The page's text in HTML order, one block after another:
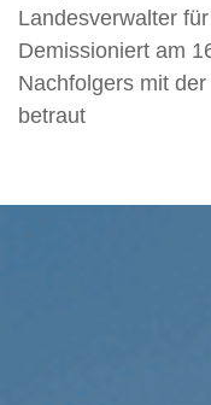
Landesverwalter
Demissioniert am
Nachfolgers mit
betraut